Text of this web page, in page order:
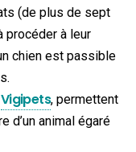
(de plus de sept
procéder à leur
chien est passible
Vigipets, permettent
d’un animal égaré